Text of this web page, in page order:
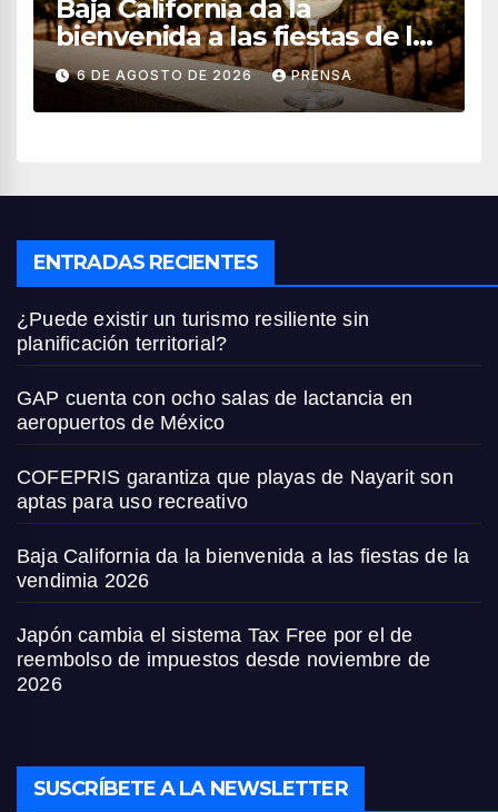
Baja California da la
bienvenida a las fiestas de la
vendimia 2026
6 DE AGOSTO DE 2026 PRENSA
ENTRADAS RECIENTES
¿Puede existir un turismo resiliente sin
planificación territorial?
GAP cuenta con ocho salas de lactancia en
aeropuertos de México
COFEPRIS garantiza que playas de Nayarit son
aptas para uso recreativo
Baja California da la bienvenida a las fiestas de la
vendimia 2026
Japón cambia el sistema Tax Free por el de
reembolso de impuestos desde noviembre de
2026
SUSCRÍBETE A LA NEWSLETTER